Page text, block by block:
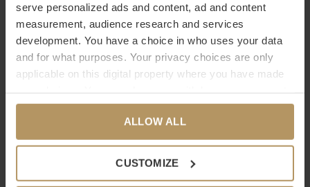
serve personalized ads and content, ad and content
measurement, audience research and services
development. You have a choice in who uses your data
and for what purposes. Your privacy choices are only
applicable on this digital property where you have made
any time from the Cookie Declaration or by clicking on
the Privacy trigger icon.
If you allow, we would also like to:
ALLOW ALL
CUSTOMIZE
Eichholtz producten die naadloos aansluiten bij de
kenmerkendemodern chic stijl van WDS. Laat je inspireren
door de decoratieve producten van Eichholtz die aan elk
interieur iets moois toevoegen!
onze
het duurt slecht 2 minuten.